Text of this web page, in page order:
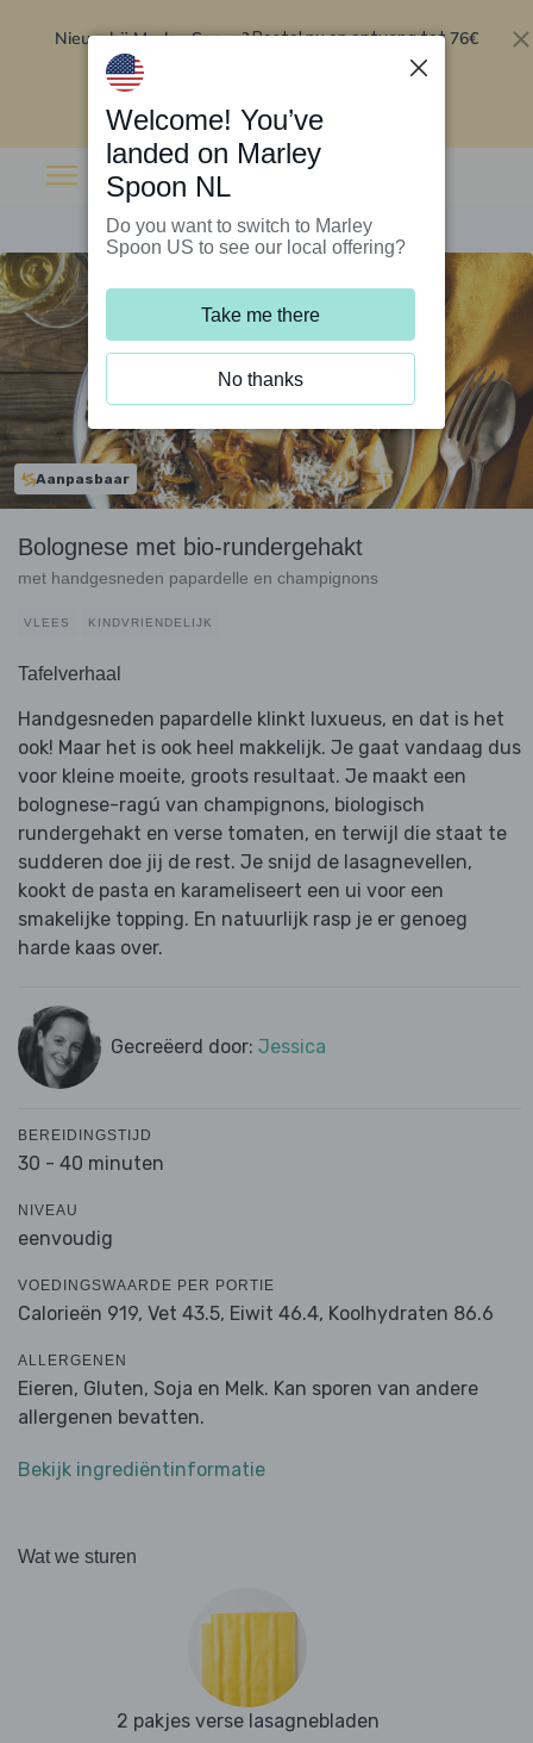
Nieuw bij Marley Spoon?Bestel nu en ontvang tot 76€
Aanpasbaar
Bolognese met bio-rundergehakt
met handgesneden papardelle en champignons
VLEES KINDVRIENDELIJK
Tafelverhaal
Handgesneden papardelle klinkt luxueus, en dat is het
ook! Maar het is ook heel makkelijk. Je gaat vandaag dus
voor kleine moeite, groots resultaat. Je maakt een
bolognese-ragú van champignons, biologisch
rundergehakt en verse tomaten, en terwijl die staat te
sudderen doe jij de rest. Je snijd de lasagnevellen,
kookt de pasta en karameliseert een ui voor een
smakelijke topping. En natuurlijk rasp je er genoeg
harde kaas over.
Gecreëerd door: Jessica
BEREIDINGSTIJD
30 - 40 minuten
NIVEAU
eenvoudig
VOEDINGSWAARDE PER PORTIE
Calorieën 919, Vet 43.5, Eiwit 46.4, Koolhydraten 86.6
ALLERGENEN
Eieren, Gluten, Soja en Melk. Kan sporen van andere
allergenen bevatten.
Bekijk ingrediëntinformatie
Wat we sturen
2 pakjes verse lasagnebladen
Welcome! You’ve
landed on Marley
Spoon NL
Do you want to switch to Marley
Spoon US to see our local offering?
Take me there
No thanks